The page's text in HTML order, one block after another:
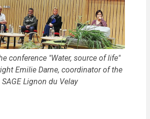
conference "Water, source of life"
Emilie Darne, coordinator of the
SAGE Lignon du Velay